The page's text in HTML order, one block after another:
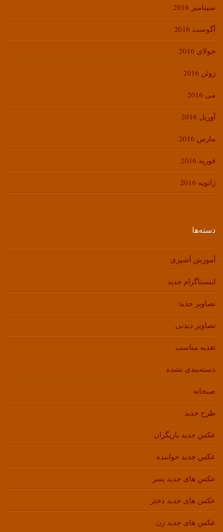
سپتامبر 2016
آگوست 2016
جولای 2016
ژوئن 2016
می 2016
آوریل 2016
مارس 2016
فوریه 2016
ژانویه 2016
دسته‌ها
آموزش آشپزی
اینستاگرام جدید
تصاویر جدید
تصاویر دیدنی
تغذیه مناسب
دسته‌بندی نشده
صبحانه
طرح جدید
عکس جدید بازیگران
عکس جدید خواننده
عکس های جدید پسر
عکس های جدید دختر
عکس های جدید زن